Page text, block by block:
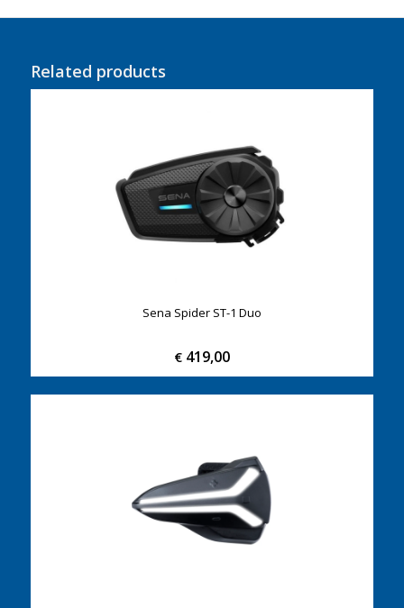
Related products
Sena Spider ST-1 Duo
€419,00